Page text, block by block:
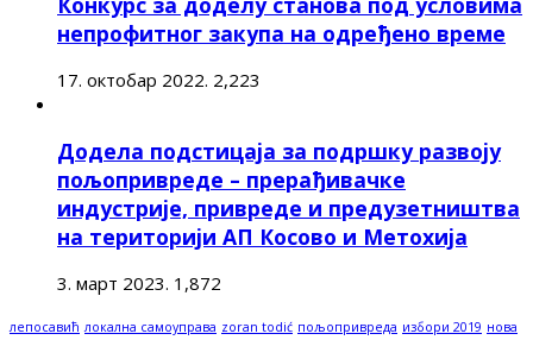
непрофитног закупа на одређено време
17. октобар 2022. 2,223
Додела подстицаја за подршку развоју
пољопривреде – прерађивачке
индустрије, привреде и предузетништва
на територији АП Косово и Метохија
3. март 2023. 1,872
лепосавић локална самоуправа zoran todić пољопривреда избори 2019 нова